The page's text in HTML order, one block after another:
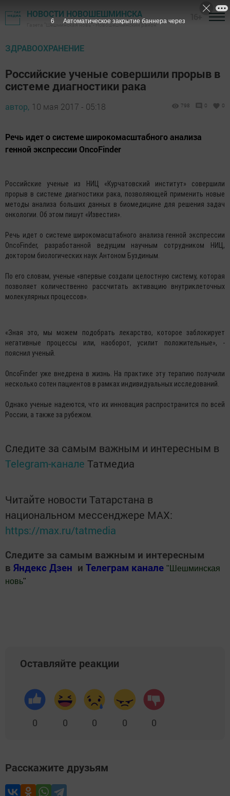
НОВОСТИ НОВОШЕШМИНСКА
Газета "Шешминская новь" - Новошешминский район
ЗДРАВООХРАНЕНИЕ
Российские ученые совершили прорыв в
системе диагностики рака
автор, 10 мая 2017 - 05:18 798 0 0
Речь идет о системе широкомасштабного анализа
генной экспрессии OncoFinder
Российские ученые из НИЦ «Курчатовский институт» совершили
прорыв в системе диагностики рака, позволяющей применить новые
методы анализа больших данных в биомедицине для решения задач
онкологии. Об этом пишут «Известия».
Речь идет о системе широкомасштабного анализа генной экспрессии
OncoFinder, разработанной ведущим научным сотрудником НИЦ,
доктором биологических наук Антоном Буздиным.
По его словам, ученые «впервые создали целостную систему, которая
позволяет количественно рассчитать активацию внутриклеточных
молекулярных процессов».
«Зная это, мы можем подобрать лекарство, которое заблокирует
негативные процессы или, наоборот, усилит положительные», -
пояснил ученый.
OncoFinder уже внедрена в жизнь. На практике эту терапию получили
несколько сотен пациентов в рамках индивидуальных исследований.
Однако ученые надеются, что их инновация распространится по всей
России, а также за рубежом.
Следите за самым важным и интересным в
Telegram-канале Татмедиа
Читайте новости Татарстана в
национальном мессенджере MАХ:
https://max.ru/tatmedia
Следите за самым важным и интересным
в Яндекс Дзен и Телеграм канале " Шешминская
новь"
Оставляйте реакции
0 0 0 0 0
Расскажите друзьям
5 Автоматическое закрытие баннера через